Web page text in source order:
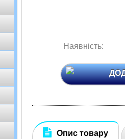
Наявність:
Опис товару